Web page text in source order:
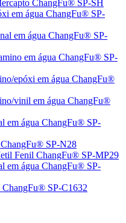
ChangFu® SP-SH
em água ChangFu® SP-
em água ChangFu® SP-
em água ChangFu® SP-
epóxi em água ChangFu®
vinil em água ChangFu®
em água ChangFu® SP-
SP-N28
Fenil ChangFu® SP-MP29
em água ChangFu® SP-
SP-C1632